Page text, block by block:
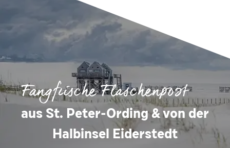
Fangfrische Flaschenpost
aus St. Peter-Ording & von der
Halbinsel Eiderstedt